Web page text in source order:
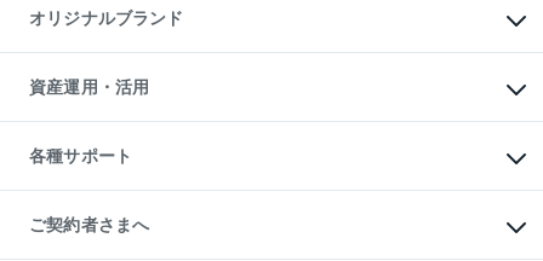
アパート経営
収益物件
ビル購入（ビル一棟）
投資用不動産の売却査定
事業用不動産の売却査定
マンションライブラリー
人気マンションランキング
暮らしに役立つ不動産メディア
不動産相場・不動産価格情報
不動産コラム・ニュース
不動産用語集
不動産なんでもネット相談室
住まいの税金
オリジナルブランド
一棟リノベーションマンション
L`GENTE（ルジェンテ）
区分リノベーションマンション
投資用一棟レジデンスWELL
不動産小口投資
LEGACIA（レガシア）
資産運用・活用
不動産M&A
アセットマネジメント・出資
各種サポート
相続サポート
リフォームサポート
ご契約者さまへ